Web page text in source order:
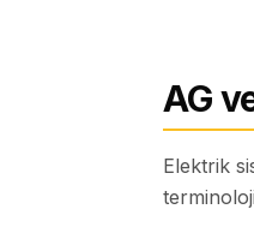
AG
Elektrik